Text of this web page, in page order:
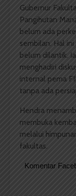
Gubernur
Pangihutan
belum ada
sembilan. Hal
belum dilantik.
menghadiri
internal pema
tanpa ada
Hendra
membuka
melalui
fakultas.
Komentar